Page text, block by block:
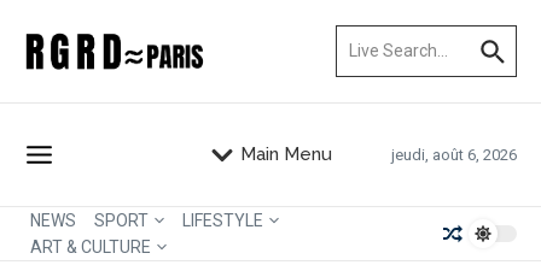
Main Menu jeudi, août 6, 2026
NEWS SPORT
LIFESTYLE
ART & CULTURE